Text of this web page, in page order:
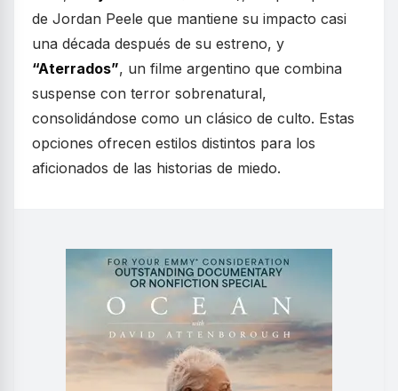
de Jordan Peele que mantiene su impacto casi
una década después de su estreno, y
“Aterrados”, un filme argentino que combina
suspense con terror sobrenatural,
consolidándose como un clásico de culto. Estas
opciones ofrecen estilos distintos para los
aficionados de las historias de miedo.